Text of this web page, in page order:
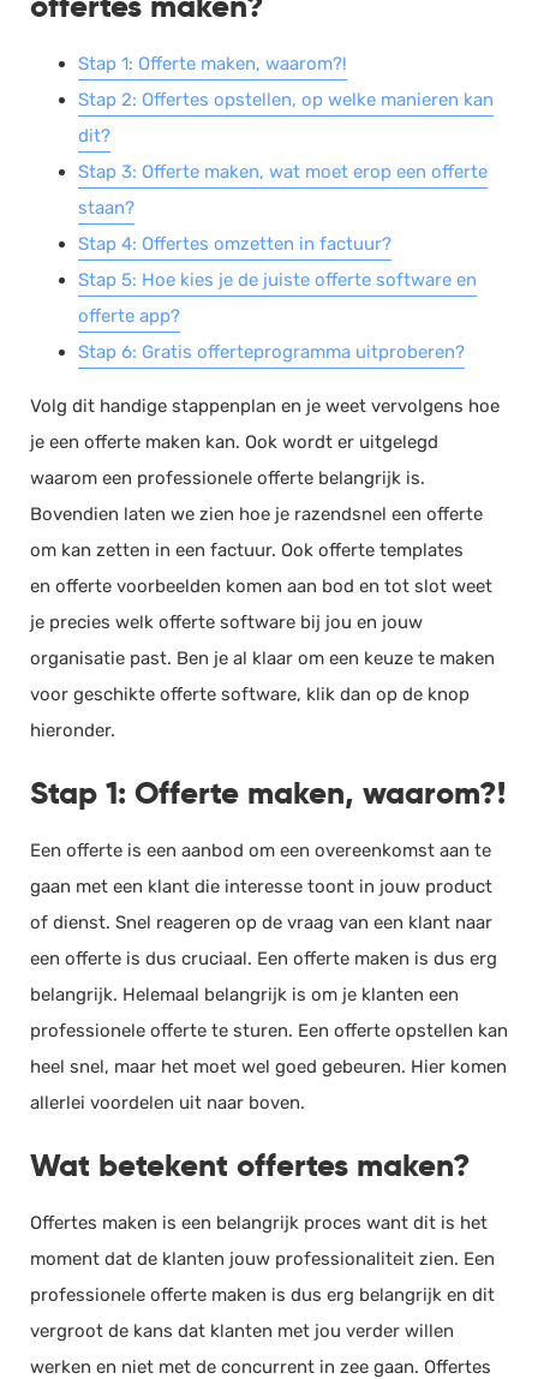
Stap 1: Offerte maken, waarom?!
Stap 2: Offertes opstellen, op welke manieren kan
dit?
Stap 3: Offerte maken, wat moet erop een offerte
staan?
Stap 4: Offertes omzetten in factuur?
Stap 5: Hoe kies je de juiste offerte software en
offerte app?
Stap 6: Gratis offerteprogramma uitproberen?
Volg dit handige stappenplan en je weet vervolgens hoe
je een offerte maken kan. Ook wordt er uitgelegd
waarom een professionele offerte belangrijk is.
Bovendien laten we zien hoe je razendsnel een offerte
om kan zetten in een factuur. Ook offerte templates
en offerte voorbeelden komen aan bod en tot slot weet
je precies welk offerte software bij jou en jouw
organisatie past. Ben je al klaar om een keuze te maken
voor geschikte offerte software, klik dan op de knop
hieronder.
Stap 1: Offerte maken, waarom?!
Een offerte is een aanbod om een overeenkomst aan te
gaan met een klant die interesse toont in jouw product
of dienst. Snel reageren op de vraag van een klant naar
een offerte is dus cruciaal. Een offerte maken is dus erg
belangrijk. Helemaal belangrijk is om je klanten een
professionele offerte te sturen. Een offerte opstellen kan
heel snel, maar het moet wel goed gebeuren. Hier komen
allerlei voordelen uit naar boven.
Wat betekent offertes maken?
Offertes maken is een belangrijk proces want dit is het
moment dat de klanten jouw professionaliteit zien. Een
professionele offerte maken is dus erg belangrijk en dit
vergroot de kans dat klanten met jou verder willen
werken en niet met de concurrent in zee gaan. Offertes